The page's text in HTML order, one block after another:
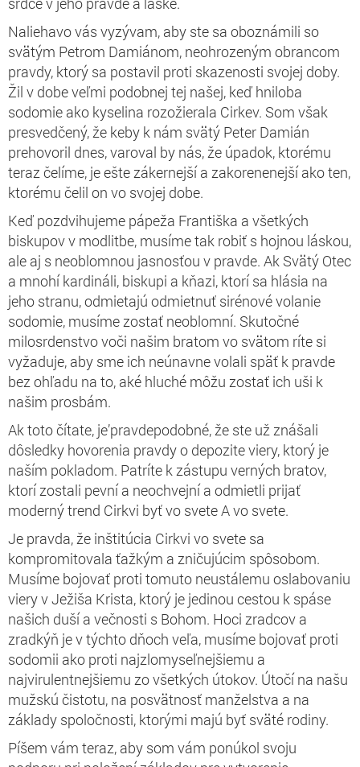
Naliehavo vás vyzývam, aby ste sa oboznámili so
svätým Petrom Damiánom, neohrozeným obrancom
pravdy, ktorý sa postavil proti skazenosti svojej doby.
Žil v dobe veľmi podobnej tej našej, keď hniloba
sodomie ako kyselina rozožierala Cirkev. Som však
presvedčený, že keby k nám svätý Peter Damián
prehovoril dnes, varoval by nás, že úpadok, ktorému
teraz čelíme, je ešte zákernejší a zakorenenejší ako ten,
ktorému čelil on vo svojej dobe.
Keď pozdvihujeme pápeža Františka a všetkých
biskupov v modlitbe, musíme tak robiť s hojnou láskou,
ale aj s neoblomnou jasnosťou v pravde. Ak Svätý Otec
a mnohí kardináli, biskupi a kňazi, ktorí sa hlásia na
jeho stranu, odmietajú odmietnuť sirénové volanie
sodomie, musíme zostať neoblomní. Skutočné
milosrdenstvo voči našim bratom vo svätom ríte si
vyžaduje, aby sme ich neúnavne volali späť k pravde
bez ohľadu na to, aké hluché môžu zostať ich uši k
našim prosbám.
Ak toto čítate, je’pravdepodobné, že ste už znášali
dôsledky hovorenia pravdy o depozite viery, ktorý je
naším pokladom. Patríte k zástupu verných bratov,
ktorí zostali pevní a neochvejní a odmietli prijať
moderný trend Cirkvi byť vo svete A vo svete.
Je pravda, že inštitúcia Cirkvi vo svete sa
kompromitovala ťažkým a zničujúcim spôsobom.
Musíme bojovať proti tomuto neustálemu oslabovaniu
viery v Ježiša Krista, ktorý je jedinou cestou k spáse
našich duší a večnosti s Bohom. Hoci zradcov a
zradkýň je v týchto dňoch veľa, musíme bojovať proti
sodomii ako proti najzlomyseľnejšiemu a
najvirulentnejšiemu zo všetkých útokov. Útočí na našu
mužskú čistotu, na posvätnosť manželstva a na
základy spoločnosti, ktorými majú byť sväté rodiny.
Píšem vám teraz, aby som vám ponúkol svoju